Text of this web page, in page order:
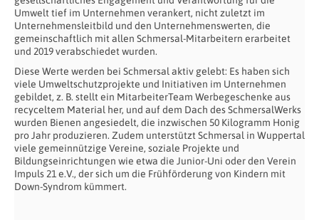
Umwelt tief im Unternehmen verankert, nicht zuletzt im
Unternehmensleitbild und den Unternehmenswerten, die
gemeinschaftlich mit allen Schmersal-Mitarbeitern erarbeitet
und 2019 verabschiedet wurden.
Diese Werte werden bei Schmersal aktiv gelebt: Es haben sich
viele Umweltschutzprojekte und Initiativen im Unternehmen
gebildet, z. B. stellt ein MitarbeiterTeam Werbegeschenke aus
recyceltem Material her, und auf dem Dach des SchmersalWerks
wurden Bienen angesiedelt, die inzwischen 50 Kilogramm Honig
pro Jahr produzieren. Zudem unterstützt Schmersal in Wuppertal
viele gemeinnützige Vereine, soziale Projekte und
Bildungseinrichtungen wie etwa die Junior-Uni oder den Verein
Impuls 21 e.V., der sich um die Frühförderung von Kindern mit
Down-Syndrom kümmert.